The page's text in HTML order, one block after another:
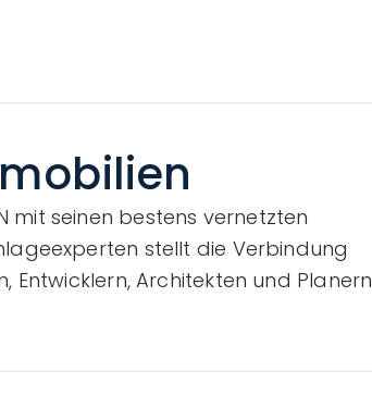
mit seinen bestens vernetzten
stellt die Verbindung
Entwicklern, Architekten und Planern